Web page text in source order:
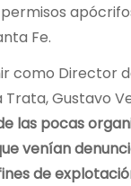
Fe.
como Director
Gustavo
las pocas
venían
de